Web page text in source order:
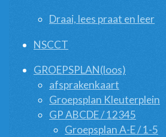
Draai, lees praat en leer
NSCCT
GROEPSPLAN(loos)
afsprakenkaart
Groepsplan Kleuterplein
GP ABCDE / 12345
Groepsplan A-E / 1-5